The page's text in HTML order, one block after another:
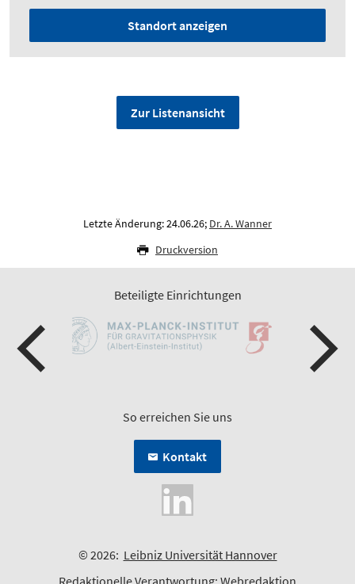
Standort anzeigen
Zur Listenansicht
Letzte Änderung: 24.06.26; Dr. A. Wanner
Druckversion
Beteiligte Einrichtungen
So erreichen Sie uns
Kontakt
© 2026: Leibniz Universität Hannover
Redaktionelle Verantwortung: Webredaktion